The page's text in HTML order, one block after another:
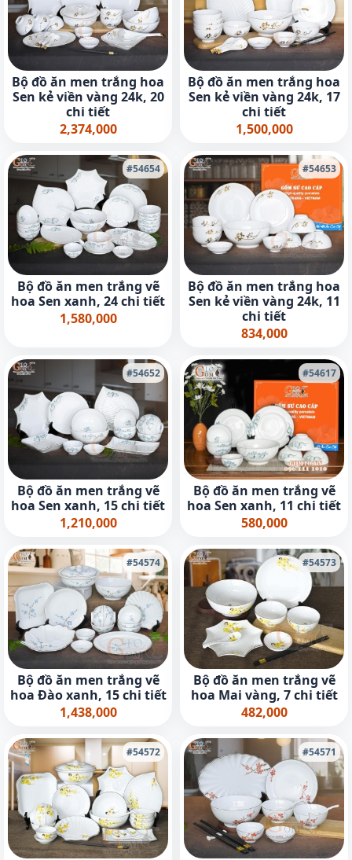
Bộ đồ ăn men trắng hoa
Sen kẻ viền vàng 24k, 20
chi tiết
2,374,000
Bộ đồ ăn men trắng hoa
Sen kẻ viền vàng 24k, 17
chi tiết
1,500,000
#54654
Bộ đồ ăn men trắng vẽ
hoa Sen xanh, 24 chi tiết
1,580,000
#54653
Bộ đồ ăn men trắng hoa
Sen kẻ viền vàng 24k, 11
chi tiết
834,000
#54652
Bộ đồ ăn men trắng vẽ
hoa Sen xanh, 15 chi tiết
1,210,000
#54617
Bộ đồ ăn men trắng vẽ
hoa Sen xanh, 11 chi tiết
580,000
#54574
Bộ đồ ăn men trắng vẽ
hoa Đào xanh, 15 chi tiết
1,438,000
#54573
Bộ đồ ăn men trắng vẽ
hoa Mai vàng, 7 chi tiết
482,000
#54572 #54571